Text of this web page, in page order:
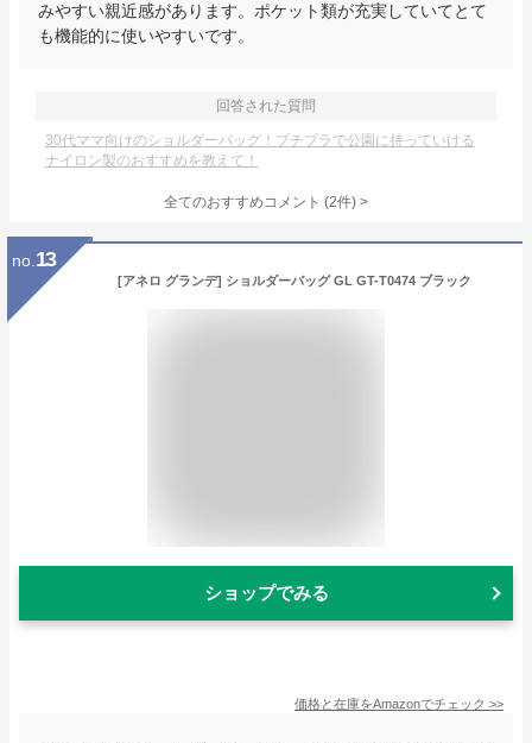
みやすい親近感があります。ポケット類が充実していてとて
も機能的に使いやすいです。
回答された質問
30代ママ向けのショルダーバッグ！プチプラで公園に持っていける
ナイロン製のおすすめを教えて！
全てのおすすめコメント (2件) >
no. 13
[アネロ グランデ] ショルダーバッグ GL GT-T0474 ブラック
ショップでみる
価格と在庫をAmazonでチェック >>